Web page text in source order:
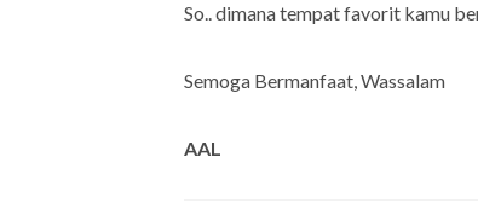
So.. dimana tempat favorit kamu
Semoga Bermanfaat, Wassalam
AAL